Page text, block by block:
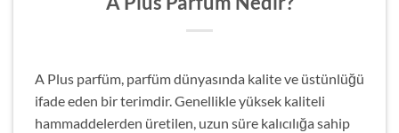
A Plus parfüm, parfüm dünyasında kalite ve üstünlüğü
ifade eden bir terimdir. Genellikle yüksek kaliteli
hammaddelerden üretilen, uzun süre kalıcılığa sahip